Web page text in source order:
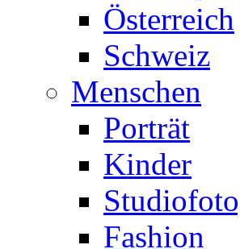
Österreich
Schweiz
Menschen
Porträt
Kinder
Fashion